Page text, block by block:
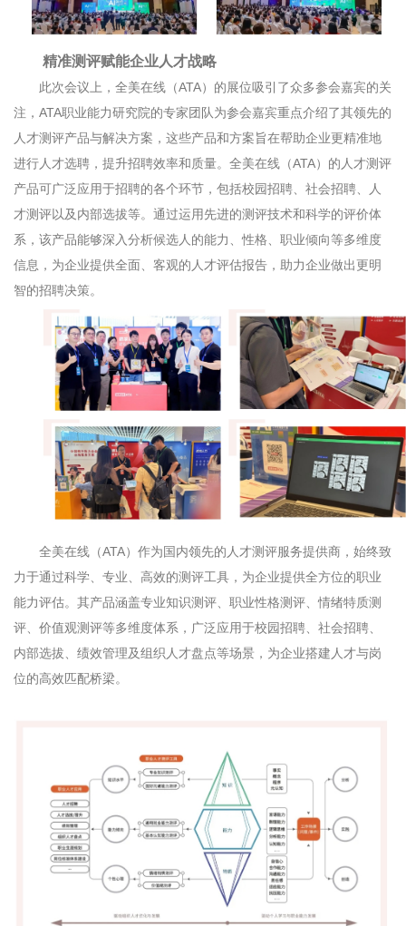
精准测评赋能企业人才战略
此次会议上，全美在线（ATA）的展位吸引了众多参会嘉宾的关
注， ATA职业能力研究院的专家团队为参会嘉宾重点介绍了其领先的
人才测评产品与解决方案，这些产品和方案旨在帮助企业更精准地
进行人才选聘，提升招聘效率和质量。全美在线（ATA）的人才测评
产品可广泛应用于招聘的各个环节，包括校园招聘、社会招聘、人
才测评以及内部选拔等。通过运用先进的测评技术和科学的评价体
系，该产品能够深入分析候选人的能力、性格、职业倾向等多维度
信息，为企业提供全面、客观的人才评估报告，助力企业做出更明
智的招聘决策。
全美在线（ATA）作为国内领先的人才测评服务提供商，始终致
力于通过科学、专业、高效的测评工具，为企业提供全方位的职业
能力评估。其产品涵盖专业知识测评、职业性格测评、情绪特质测
评、价值观测评等多维度体系，广泛应用于校园招聘、社会招聘、
内部选拔、绩效管理及组织人才盘点等场景，为企业搭建人才与岗
位的高效匹配桥梁。